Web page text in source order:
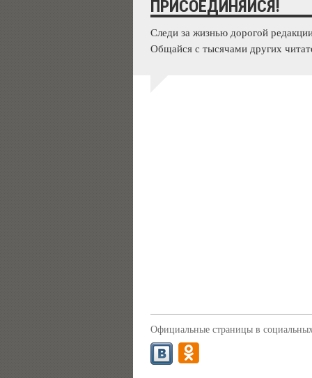
ПРИСОЕДИНЯЙСЯ!
Следи за жизнью дорогой
Общайся с тысячами других
Официальные страницы в социальных